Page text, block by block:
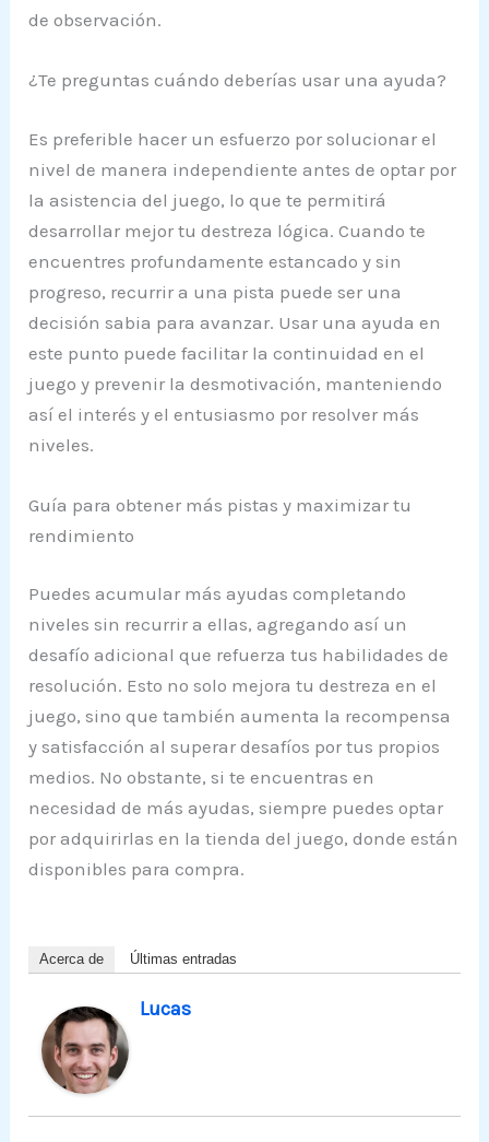
de observación.
¿Te preguntas cuándo deberías usar una ayuda?
Es preferible hacer un esfuerzo por solucionar el
nivel de manera independiente antes de optar por
la asistencia del juego, lo que te permitirá
desarrollar mejor tu destreza lógica. Cuando te
encuentres profundamente estancado y sin
progreso, recurrir a una pista puede ser una
decisión sabia para avanzar. Usar una ayuda en
este punto puede facilitar la continuidad en el
juego y prevenir la desmotivación, manteniendo
así el interés y el entusiasmo por resolver más
niveles.
Guía para obtener más pistas y maximizar tu
rendimiento
Puedes acumular más ayudas completando
niveles sin recurrir a ellas, agregando así un
desafío adicional que refuerza tus habilidades de
resolución. Esto no solo mejora tu destreza en el
juego, sino que también aumenta la recompensa
y satisfacción al superar desafíos por tus propios
medios. No obstante, si te encuentras en
necesidad de más ayudas, siempre puedes optar
por adquirirlas en la tienda del juego, donde están
disponibles para compra.
Acerca de Últimas entradas
Lucas